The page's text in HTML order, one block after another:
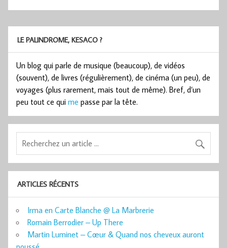
LE PALINDROME, KESACO ?
Un blog qui parle de musique (beaucoup), de vidéos
(souvent), de livres (régulièrement), de cinéma (un peu), de
voyages (plus rarement, mais tout de même). Bref, d’un
peu tout ce qui me passe par la tête.
ARTICLES RÉCENTS
Irma en Carte Blanche @ La Marbrerie
Romain Berrodier – Up There
Martin Luminet – Cœur & Quand nos cheveux auront